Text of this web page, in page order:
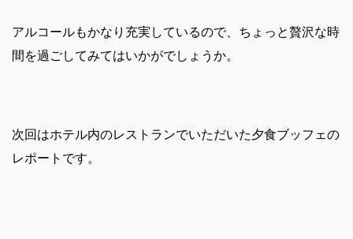
アルコールもかなり充実しているので、ちょっと贅沢な時
間を過ごしてみてはいかがでしょうか。
次回はホテル内のレストランでいただいた夕食ブッフェの
レポートです。